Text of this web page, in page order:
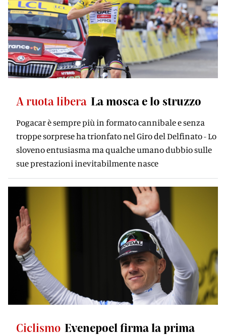
A ruota libera La mosca e lo struzzo
Pogacar è sempre più in formato cannibale e senza
troppe sorprese ha trionfato nel Giro del Delfinato - Lo
sloveno entusiasma ma qualche umano dubbio sulle
sue prestazioni inevitabilmente nasce
Ciclismo Evenepoel firma la prima